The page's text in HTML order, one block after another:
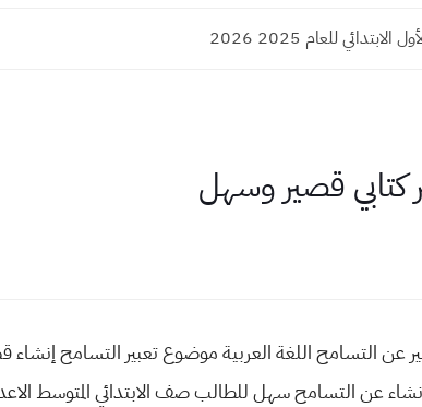
للعام 2025 2026
كتابي قصير وسهل
عن التسامح اللغة العربية موضوع تعبير التسامح
عن التسامح سهل للطالب صف الابتدائي المتوسط